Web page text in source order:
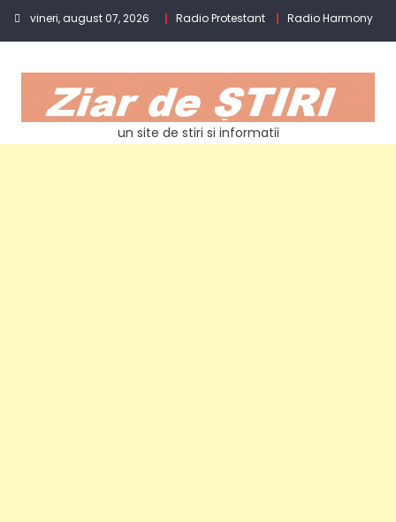
Skip
vineri, august 07, 2026 Radio Protestant Radio Harmony
un site de stiri si informatii